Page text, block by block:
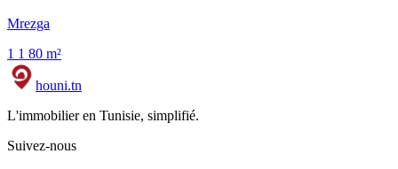
Mrezga
1 1 80 m²
houni.tn
L'immobilier en Tunisie, simplifié.
Suivez-nous